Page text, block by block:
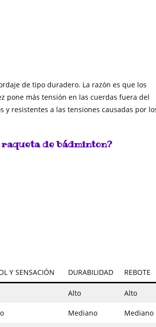
de tipo duradero. La razón es que los
pone más tensión en las cuerdas fuera del
resistentes a las tensiones causadas por
de bádminton?
Y SENSACIÓN DURABILIDAD REBOTE
Alto Alto
Mediano Mediano